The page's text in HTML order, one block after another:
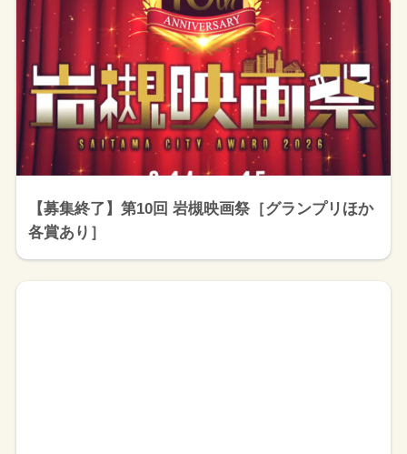
【募集終了】第10回 岩槻映画祭［グランプリほか
各賞あり］